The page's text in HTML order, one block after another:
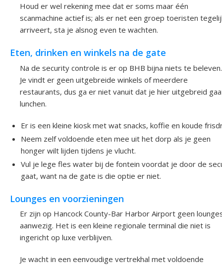
Houd er wel rekening mee dat er soms maar één
scanmachine actief is; als er net een groep toeristen
arriveert, sta je alsnog even te wachten.
Eten, drinken en winkels na de gate
Na de security controle is er op BHB bijna niets te beleven.
Je vindt er geen uitgebreide winkels of meerdere
restaurants, dus ga er niet vanuit dat je hier uitgebreid
lunchen.
Er is een kleine kiosk met wat snacks, koffie en koude
Neem zelf voldoende eten mee uit het dorp als je geen
honger wilt lijden tijdens je vlucht.
Vul je lege fles water bij de fontein voordat je door de
gaat, want na de gate is die optie er niet.
Lounges en voorzieningen
Er zijn op Hancock County-Bar Harbor Airport geen
aanwezig. Het is een kleine regionale terminal die niet is
ingericht op luxe verblijven.
Je wacht in een eenvoudige vertrekhal met voldoende